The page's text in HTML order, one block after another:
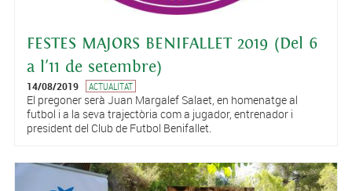
FESTES MAJORS BENIFALLET 2019 (Del 6
a l'11 de setembre)
14/08/2019 ACTUALITAT
El pregoner serà Juan Margalef Salaet, en homenatge al
futbol i a la seva trajectòria com a jugador, entrenador i
president del Club de Futbol Benifallet.